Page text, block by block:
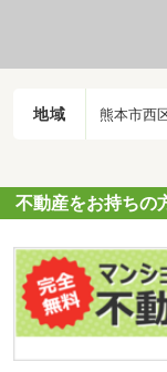
地域 熊本市西
不動産をお持ちの